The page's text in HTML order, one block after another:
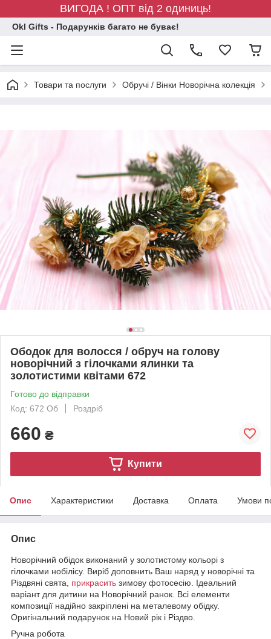
ВИГОДА ! ОПТ від 2 одиниць!
Okl Gifts - Подарунків багато не буває!
Товари та послуги Обручі / Вінки Новорічна колекція
Ободок для волосся / обруч на голову
новорічний з гілочками ялинки та
золотистими квітами 672
Готово до відправки
Код: 672 Об
Роздріб
660 ₴
Купити
Опис Характеристики Доставка Оплата Умови
Опис
Новорічний обідок виконаний у золотистому кольорі з
гілочками нобілісу. Виріб доповнить Ваш наряд у новорічні та
Різдвяні свята, прикрасить зимову фотосесію. Ідеальний
варіант для дитини на Новорічний ранок. Всі елементи
композиції надійно закріплені на металевому обідку.
Оригінальний подарунок на Новий рік і Різдво.
Ручна робота